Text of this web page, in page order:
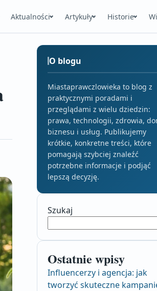
Aktualności Artykuły Historie
O blogu
Miastaprawczlowieka to blog z
praktycznymi poradami i
przeglądami z wielu dziedzin:
prawa, technologii, zdrowia,
biznesu i usług. Publikujemy
krótkie, konkretne treści, które
pomagają szybciej znaleźć
potrzebne informacje i podjąć
lepszą decyzję.
Szukaj
Ostatnie wpisy
Influencerzy i agencja: jak
tworzyć skuteczne